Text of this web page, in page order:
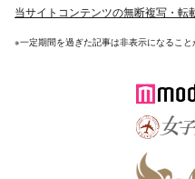
当サイトコンテンツの無断複写・転
※一定期間を過ぎた記事は非表示になること